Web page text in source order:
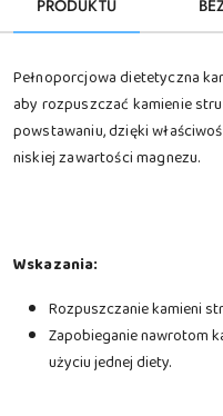
PRODUKTU
Pełnoporcjowa dietetyczna
aby rozpuszczać kamienie
powstawaniu, dzięki
niskiej zawartości magnezu.
Wskazania:
Rozpuszczanie kamieni
Zapobieganie nawrotom
użyciu jednej diety.